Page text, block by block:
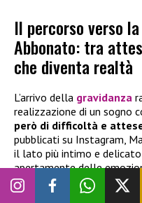
Il percorso verso
Abbonato: tra
che diventa realtà
L’arrivo della gravidanza
realizzazione di un sogno
però di difficoltà e
pubblicati su Instagram,
il lato più intimo e
apertamente delle
messaggi ha scritto
bambino: “
Non sei arrivato